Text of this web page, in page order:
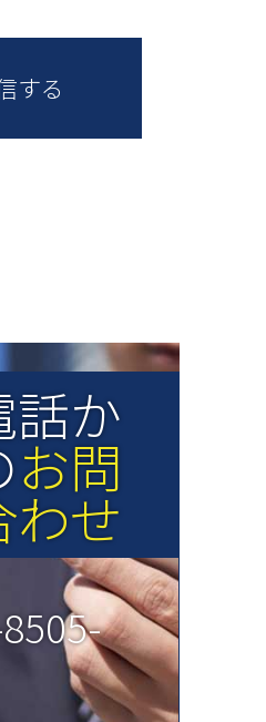
取扱いに
下のとお
といい
定めま
利用者情
集方法
する
話か
お問
わせ